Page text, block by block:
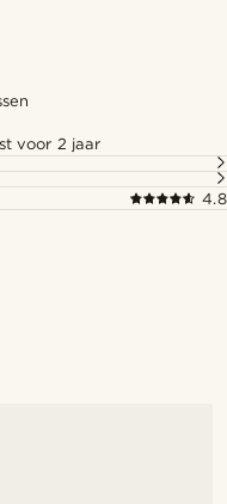
voor 2 jaar
4.8